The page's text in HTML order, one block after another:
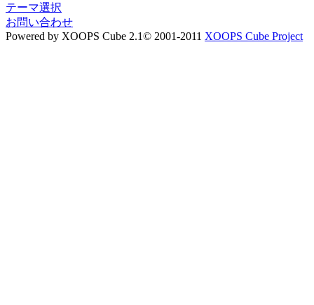
テーマ選択
お問い合わせ
Powered by XOOPS Cube 2.1© 2001-2011 XOOPS Cube Project